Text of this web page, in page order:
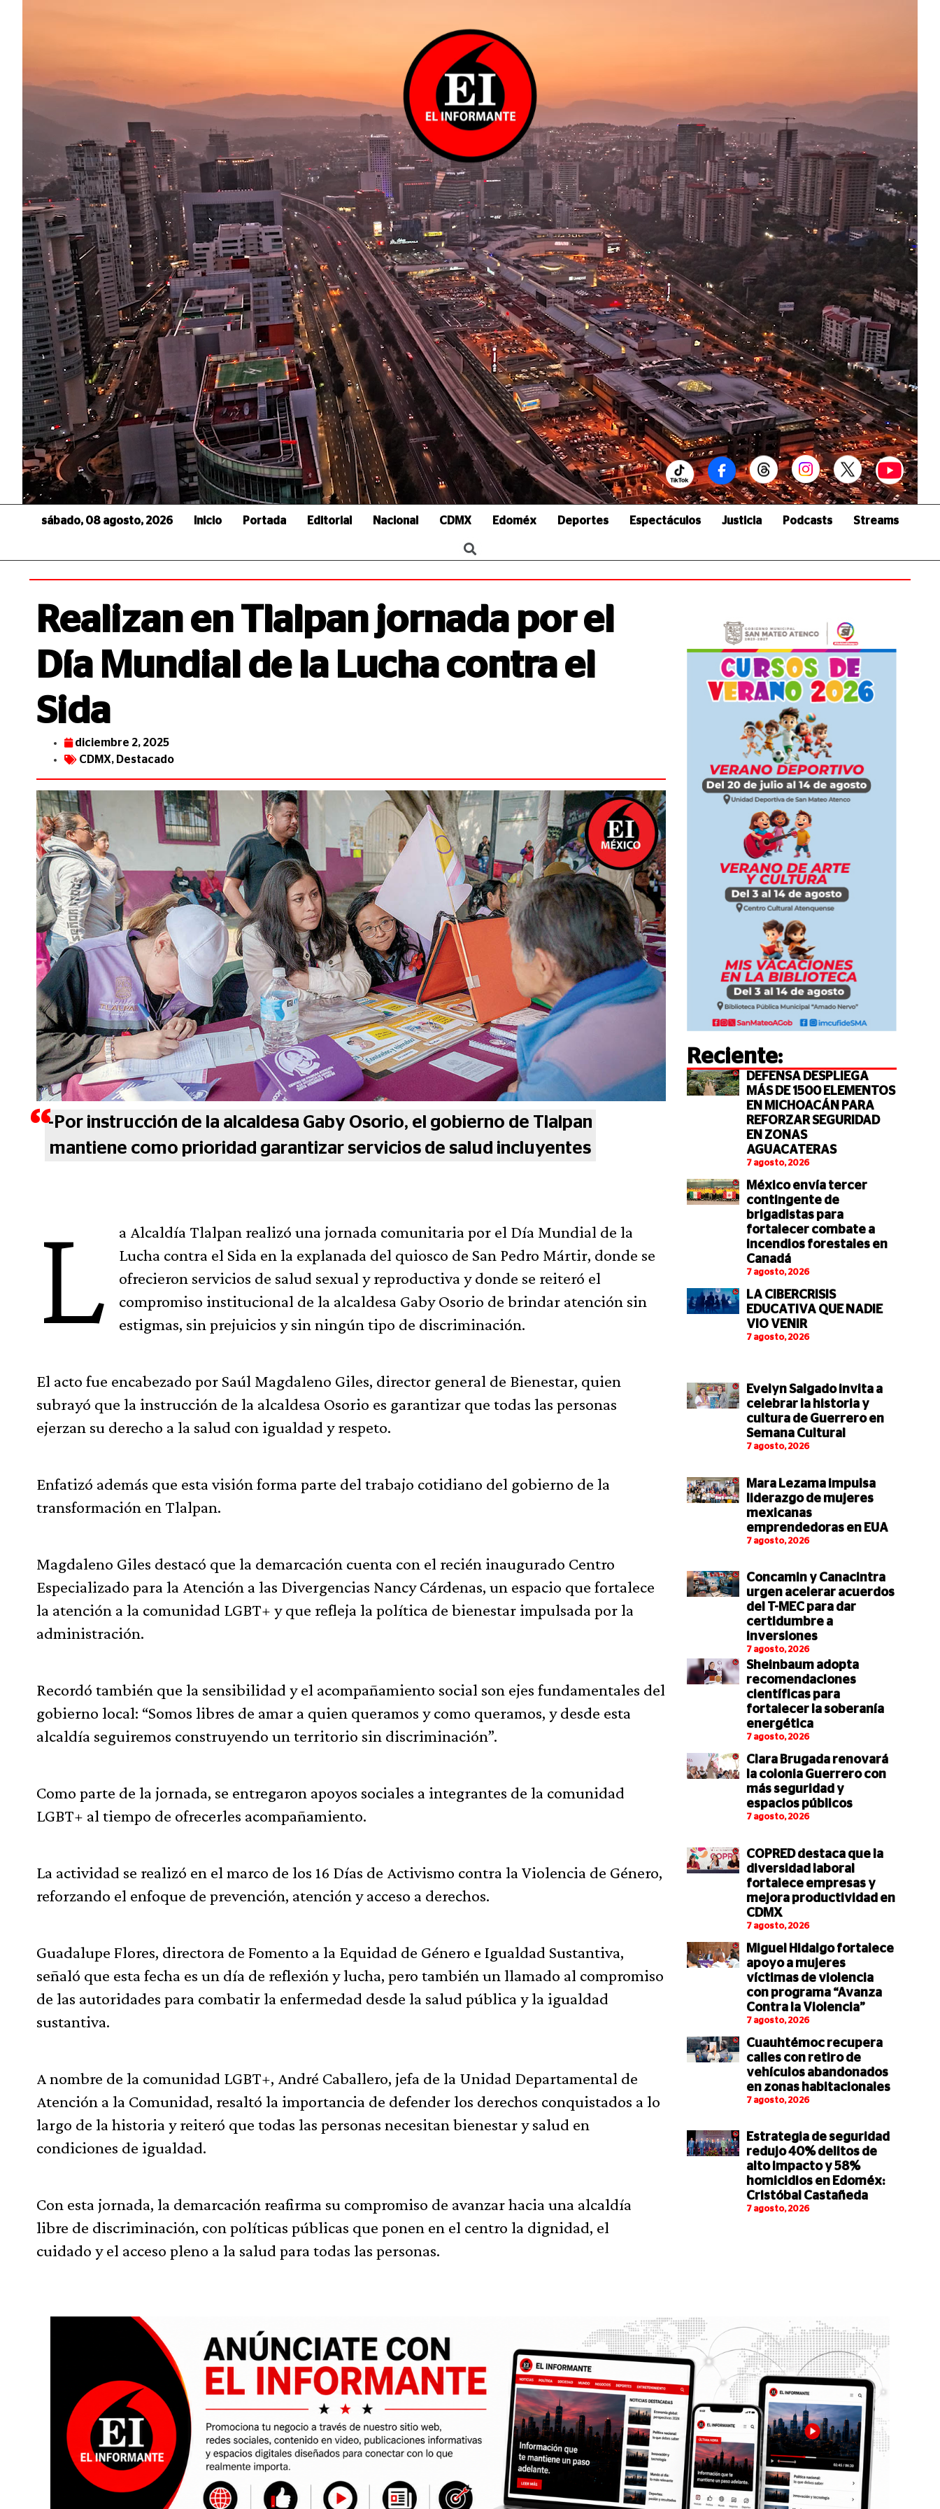
sábado, 08 agosto, 2026 Inicio Portada Editorial Nacional CDMX Edoméx Deportes Espectáculos Justicia Podcasts Streams
Realizan en Tlalpan jornada por el
Día Mundial de la Lucha contra el
Sida
diciembre 2, 2025
CDMX, Destacado
-Por instrucción de la alcaldesa Gaby Osorio, el gobierno de Tlalpan
mantiene como prioridad garantizar servicios de salud incluyentes
L
a Alcaldía Tlalpan realizó una jornada comunitaria por el Día Mundial de la
Lucha contra el Sida en la explanada del quiosco de San Pedro Mártir, donde se
ofrecieron servicios de salud sexual y reproductiva y donde se reiteró el
compromiso institucional de la alcaldesa Gaby Osorio de brindar atención sin
estigmas, sin prejuicios y sin ningún tipo de discriminación.
El acto fue encabezado por Saúl Magdaleno Giles, director general de Bienestar, quien
subrayó que la instrucción de la alcaldesa Osorio es garantizar que todas las personas
ejerzan su derecho a la salud con igualdad y respeto.
Enfatizó además que esta visión forma parte del trabajo cotidiano del gobierno de la
transformación en Tlalpan.
Magdaleno Giles destacó que la demarcación cuenta con el recién inaugurado Centro
Especializado para la Atención a las Divergencias Nancy Cárdenas, un espacio que fortalece
la atención a la comunidad LGBT+ y que refleja la política de bienestar impulsada por la
administración.
Recordó también que la sensibilidad y el acompañamiento social son ejes fundamentales del
gobierno local: “Somos libres de amar a quien queramos y como queramos, y desde esta
alcaldía seguiremos construyendo un territorio sin discriminación”.
Como parte de la jornada, se entregaron apoyos sociales a integrantes de la comunidad
LGBT+ al tiempo de ofrecerles acompañamiento.
La actividad se realizó en el marco de los 16 Días de Activismo contra la Violencia de Género,
reforzando el enfoque de prevención, atención y acceso a derechos.
Guadalupe Flores, directora de Fomento a la Equidad de Género e Igualdad Sustantiva,
señaló que esta fecha es un día de reflexión y lucha, pero también un llamado al compromiso
de las autoridades para combatir la enfermedad desde la salud pública y la igualdad
sustantiva.
A nombre de la comunidad LGBT+, André Caballero, jefa de la Unidad Departamental de
Atención a la Comunidad, resaltó la importancia de defender los derechos conquistados a lo
largo de la historia y reiteró que todas las personas necesitan bienestar y salud en
condiciones de igualdad.
Con esta jornada, la demarcación reafirma su compromiso de avanzar hacia una alcaldía
libre de discriminación, con políticas públicas que ponen en el centro la dignidad, el
cuidado y el acceso pleno a la salud para todas las personas.
Reciente:
DEFENSA DESPLIEGA
MÁS DE 1500 ELEMENTOS
EN MICHOACÁN PARA
REFORZAR SEGURIDAD
EN ZONAS
AGUACATERAS
7 agosto, 2026
México envía tercer
contingente de
brigadistas para
fortalecer combate a
incendios forestales en
Canadá
7 agosto, 2026
LA CIBERCRISIS
EDUCATIVA QUE NADIE
VIO VENIR
7 agosto, 2026
Evelyn Salgado invita a
celebrar la historia y
cultura de Guerrero en
Semana Cultural
7 agosto, 2026
Mara Lezama impulsa
liderazgo de mujeres
mexicanas
emprendedoras en EUA
7 agosto, 2026
Concamin y Canacintra
urgen acelerar acuerdos
del T-MEC para dar
certidumbre a
inversiones
7 agosto, 2026
Sheinbaum adopta
recomendaciones
científicas para
fortalecer la soberanía
energética
7 agosto, 2026
Clara Brugada renovará
la colonia Guerrero con
más seguridad y
espacios públicos
7 agosto, 2026
COPRED destaca que la
diversidad laboral
fortalece empresas y
mejora productividad en
CDMX
7 agosto, 2026
Miguel Hidalgo fortalece
apoyo a mujeres
víctimas de violencia
con programa “Avanza
Contra la Violencia”
7 agosto, 2026
Cuauhtémoc recupera
calles con retiro de
vehículos abandonados
en zonas habitacionales
7 agosto, 2026
Estrategia de seguridad
redujo 40% delitos de
alto impacto y 58%
homicidios en Edoméx:
Cristóbal Castañeda
7 agosto, 2026